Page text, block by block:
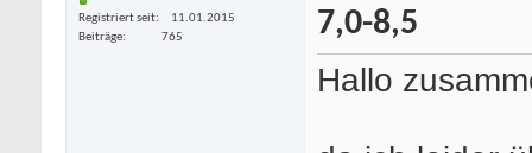
Registriert seit
11.01.2015
Beiträge
765
7,0-8,5
Hallo